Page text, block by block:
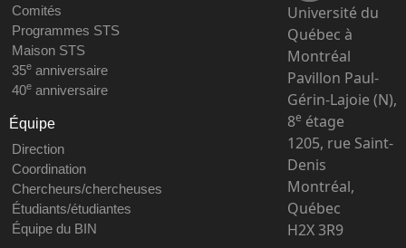
Comités
Programmes STS
Maison STS
35eanniversaire
40eanniversaire
Équipe
Direction
Coordination
Chercheurs/chercheuses
Étudiants/étudiantes
Équipe du BIN
Université du
Québec à
Montréal
Pavillon Paul-
Gérin-Lajoie (N),
8e étage
1205, rue Saint-
Denis
Montréal,
Québec
H2X 3R9